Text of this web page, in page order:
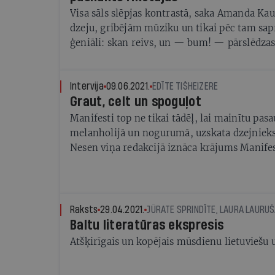
Visa sāls slēpjas kontrastā, saka Amanda
dzeju, gribējām mūziku un tikai pēc tam
ģeniāli: skan reivs, un — bum! — pārslēdzas
arī Gerda Roze Medne, Alise Bogdanova,
Kaufmane un Elza Elizabete Neilande.
pagājušā gada jūnijā pļavā pie Provodņika
kādreizējā rūpnīcā tagad atrodas radošais
Intervija 09.06.2021. EDĪTE TIŠHEIZERE
Graut, celt un spoguļot
Manifesti top ne tikai tādēļ, lai mainītu
melanholijā un nogurumā, uzskata
Nesen viņa redakcijā iznāca krājums
Raksts 29.04.2021. JŪRATE SPRINDĪTE, LAURA
Baltu literatūras ekspresis
Atšķirīgais un kopējais mūsdienu lietuviešu